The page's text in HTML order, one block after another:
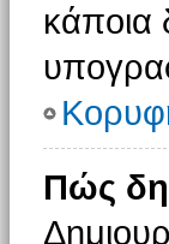
κάποια
Πώς